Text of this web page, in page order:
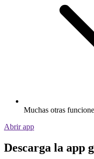
Muchas otras
Abrir app
Descarga la app